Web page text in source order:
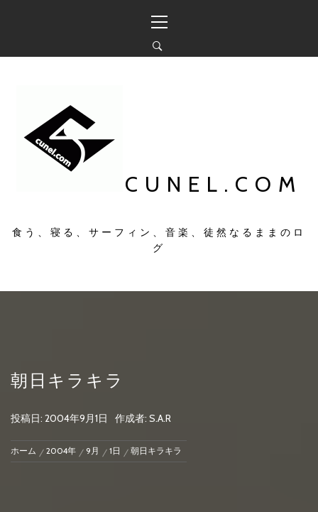
ン
イ
ン
メ
CUNEL.COM
食う、寝る、サーフィン、音楽、徒然なるままのロ
グ
朝日キラキラ
投稿日: 2004年9月1日 作成者: S.A.R
ホーム 2004年 9月 1日 朝日キラキラ